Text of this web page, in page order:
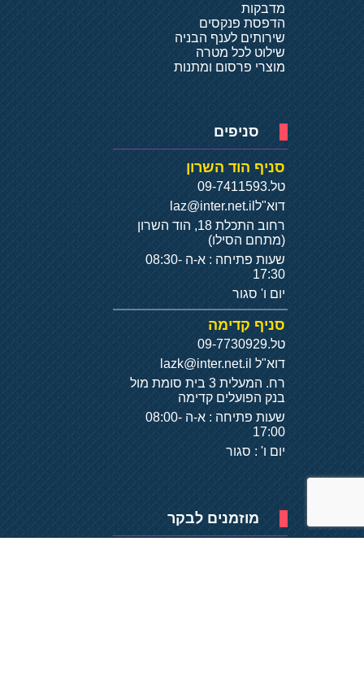
מדבקות
הדפסת פנקסים
שירותים לענף הבניה
שילוט לכל מטרה
מוצרי פרסום ומתנות
סניפים
סניף הוד השרון
טל.09-7411593
דוא"ל laz@inter.net.il
רחוב התכלת 18, הוד השרון
(מתחם הסילו)
שעות פתיחה : א-ה 08:30-
17:30
יום ו' סגור
סניף קדימה
טל.09-7730929
דוא"ל
רח. המעלית 3 בית סומת מול
בנק הפועלים קדימה
שעות פתיחה : א-ה 08:00-
17:00
יום ו' : סגור
מוזמנים לבקר